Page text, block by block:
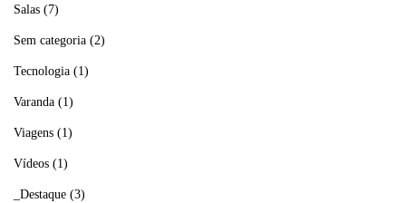
Salas (7)
Sem categoria (2)
Tecnologia (1)
Varanda (1)
Viagens (1)
Vídeos (1)
_Destaque (3)